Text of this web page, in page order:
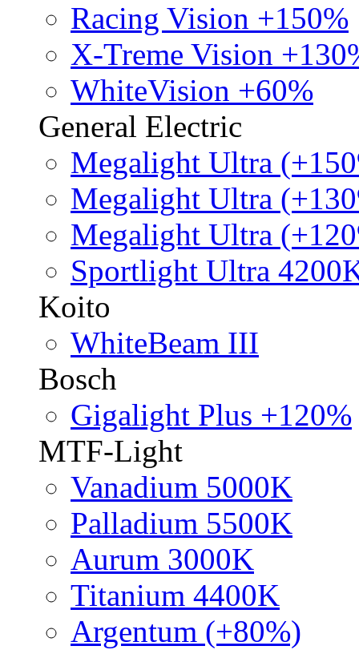
Racing Vision +150%
X-Treme Vision
WhiteVision +60%
General Electric
Megalight Ultra
Megalight Ultra
Megalight Ultra
Sportlight Ultra
Koito
WhiteBeam III
Bosch
Gigalight Plus +120%
MTF-Light
Vanadium 5000K
Palladium 5500K
Aurum 3000K
Titanium 4400K
Argentum (+80%)